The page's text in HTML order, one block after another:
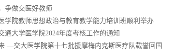
争做交医好教师
学院教师思想政治与教育教学能力培训班顺利举办
通大学医学院2024年度考核工作的通知
—交大医学院第十七批援摩梅内克斯医疗队载誉回国